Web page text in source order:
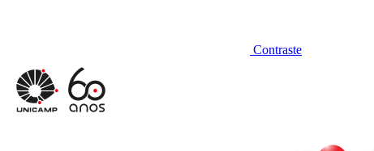
Contraste